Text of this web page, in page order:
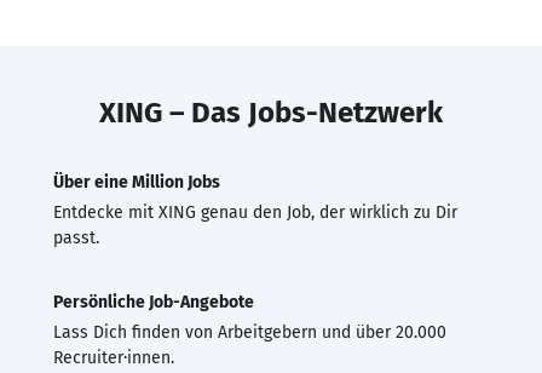
XING – Das Jobs-Netzwerk
Über eine Million Jobs
Entdecke mit XING genau den Job, der wirklich zu Dir
passt.
Persönliche Job-Angebote
Lass Dich finden von Arbeitgebern und über 20.000
Recruiter·innen.